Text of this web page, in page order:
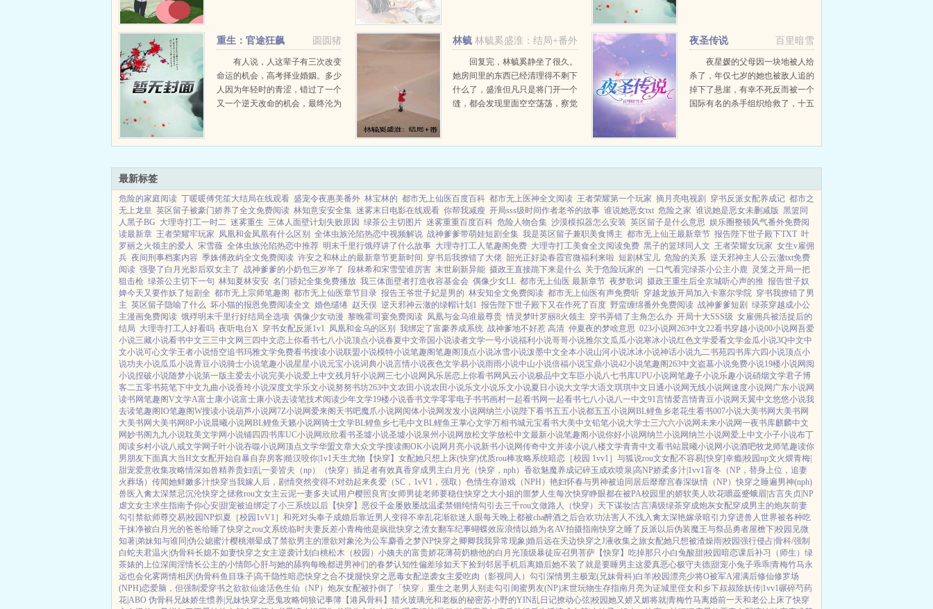
秘空间。叮绑定宿主，...
却是我日夜所盼...
害的...
圆圆猪
重生：官途狂飙
有人说，人这辈子有三次改变
命运的机会，高考择业婚姻。多少
人因为年轻时的青涩，错过了一个
又一个逆天改命的机会，最终沦为
会如何选择？身负血海深仇的秦朗
林毓奚盛淮：结局+番外
林毓
奚盛淮回复完，林毓奚静坐了很久。
她房间里的东西已经清理得不剩下
什么了，盛淮但凡只是将门开一个
缝，都会发现里面空空荡荡，察觉
百里暗雪
夜圣传说
夜星媛的父母因一块地被人给
杀了，年仅七岁的她也被敌人追的
掉下了悬崖，有幸不死反而被一个
国际有名的杀手组织给救了，十五
报了仇的她并没有多开心，因为不
最新标签
危险的家庭阅读 丁暖暖傅凭笙大结局在线观看 盛宠令夜惠美番外 林宝林的 都市无上仙医百度百科 都市无上医神全文阅读 王者荣耀第一个玩家 摘月亮电视剧 穿书反派女配养成记 都市之
无上龙皇 英区留子被豪门娇养了全文免费阅读 林知意安安全集 迷雾末日电影在线观看 你帮我减瘦 开局sss级时间作者老爷的故事 谁说她恶女txt 危险之家 谁说她是恶女未删减版 黑篮同
人黑子BG 大理寺打工一时二 迷雾重生 三体人面壁计划失败原因 绿茶公主切图片 迷雾重重百度百科 危险人物合集 沙漠模拟器怎么安装 英区留子是什么意思 娱乐圈整顿风气番外免费阅
读最新章 王者荣耀牢玩家 凤凰和金凤凰有什么区别 全体虫族沦陷热恋中视频解说 战神爹爹带萌娃短剧全集 我是英区留子兼职美食博主 都市无上仙王最新章节 报告陛下世子殿下TXT 叶
罗丽之火领主的爱人 宋雪薇 全体虫族沦陷热恋中推荐 明末千里行饿殍讲了什么故事 大理寺打工人笔趣阁免费 大理寺打工美食全文阅读免费 黑子的篮球同人文 王者荣耀女玩家 女生v雇佣
兵 夜间刑事档案内容 季姝傅政屿全文免费阅读 许安之和林止的最新章节更新时间 穿书后我撩错了大佬 韶光正好染春霞官微福利来啦 短剧林宝儿 危险的关系 逆天邪神主人公云澈txt免费
阅读 强娶了白月光影后双女主了 战神爹爹的小奶包三岁半了 段林希和宋雪莹谁厉害 末世刷新异能 摄政王直接跪下来是什么 关于危险玩家的 一口气看完绿茶小公主小鹿 灵笼之开局一把
狙击枪 绿茶公主切下一句 林知夏林安安 名门骄妃全集免费播放 我三体面壁者打造收容基金会 偶像少女LL 都市无上仙医 最新章节 夜梦歌词 摄政王重生后全京城听心声的推 报告世子奴
婢今天又要作妖了短剧全 都市无上宗师笔趣阁 都市无上仙医章节目录 报告王爷世子妃是男的 林安知全文免费阅读 都市无上仙医有声免费听 穿越龙族开局加入卡塞尔学院 穿书我撩错了男
主 英区留子隐喻了什么 坏小猫的报恩免费阅读全文 婚色缱绻 赵天俣 逆天邪神云澈的绿帽计划1 报告陛下世子殿下又在作死了百度 野蛮缠绵番外免费阅读 战神爹爹短剧 绿茶穿越成小公
主漫画免费阅读 饿殍明末千里行好结局全选项 偶像少女动漫 黎晚霍司宴免费阅读 凤凰与金乌谁最尊贵 情灵梦叶罗丽8火领主 穿书弄错了主角怎么办 开局十大SSS级 女雇佣兵被活捉后的
结局 大理寺打工人好看吗 夜听电台X 穿书女配反派1v1 凤凰和金乌的区别 我绑定了富豪养成系统 战神爹地不好惹 高清 仲夏夜的梦啥意思 023小说网263中文22看书穿越小说00小说网吾爱
小说三藏小说看书中文三三中文网 三四中文恋上你看书七八小说顶点小说春夏中文帝国小说读者文学一号小说福利小说哥哥小说雅尔文瓜瓜小说寒冰小说红色文学爱看文学金瓜小说3Q中文中
文小说可心文学王者小说悟空追书玛雅文学免费看书搜读小说联盟小说模特小说笔趣阁笔趣阁顶点小说冰雪小说泼墨中文全本小说山河小说冰冰小说神话小说九二书苑四书库六四小说顶点小
说功夫小说瓜瓜小说青豆小说骑士小说笔趣小说星星小说元宝小说词典小说言情小说夜色文学易小说雨雨小说中山小说倍福小说宝鼎小说42小说笔趣阁263中文盗墓小说免费小说19楼小说网阅
小说捏破小说随梦小说第一版主爱去小说完美小说爱上中文残月轩小说网 三七小说网 风乐居恋上你看书网 风云小说极品中文车臣小说八七书库UPU小说网笔趣子小说乐趣小说硝烟文学君子博
客二五零书苑笔下中文九曲小说香玲小说深度文学乐文小说努努书坊263中文农田小说农田小说乐文小说乐文小说夏日小说大文学大语文琪琪中文 日通小说网无线小说网速度小说网 广东小说网
读书网笔趣阁V文学A富士康小说富士康小说去读笔技术阅读少年文学19楼小说香书文学零零电子书书画村一起看书网一起看书七八小说八一中文91言情爱言情青豆小说网 天翼中文悠悠小说我
去读笔趣阁IO笔趣阁W搜读小说葫芦小说网7Z小说网爱来阁 天书吧魔爪小说网 阅体小说网发发小说网纳兰小说陛下看书五五小说都五五小说网BL鲤鱼乡老花生看书007小说大美书网 大美书网
大美书网 大美书网8P小说晨曦小说网BL鲤鱼 天籁小说网骑士文学BL鲤鱼乡七毛中文BL鲤鱼王掌心文学万相书城元宝看书大美中文铅笔小说大学士三六六小说网未来小说网一夜书库麒麟中文
网妙书阁 九九小说耽美文学网小说铺四四书库UC小说网 欣欣看书圣墟小说圣墟小说泉州小说网放松文学放松中文最新小说笔趣阁小说你好小说网纳兰小说网纳兰小说网爱上中文小子小说布丁
阅读乡村小说八戒文学网子叶小说吞噬小说网顶点文学华盟文章大众文学搜读阁OK小说网 月亮小说新书小说网传奇中文并读小说八楼文学青青中文看书站晨曦小说网小说酒吧牧龙师笔趣读你
男朋友下面真大当H文女配开始自暴自弃房客|糙汉咬你|1v1天生尤物【快穿】 女配她只想上床(快穿)优质rou棒攻略系统暗恋［校园 1vv1］ 与狐说rou文女配不容易[快穿]幸瘾|校园np文火煨青梅|
甜宠爱意收集攻略情深如兽精养贵妇|乱一妾皆夫（np） （快穿）插足者有效真香穿成男主白月光（快穿，nph） 香欲魅魔养成记碎玉成欢喷泉|高NP娇柔多汁|1vv1盲冬（NP，替身上位，追妻
火葬场） 传闻她鲜嫩多汁|快穿当我嫁人后，剧情突然变得不对劲起来炙爱（SC，1vV1，强取） 色情生存游戏（NPH） 艳妇怀春与男神被迫同居后靡靡宫春深纵情（NP）快穿之睡遍男神(nph)
兽医 入禽太深禁忌沉沦快穿之拯救rou文女主云泥一妻多夫试用户樱照良宵|女师男徒老师要稳住快穿之大小姐的噩梦人生每次快穿睁眼都在被PA校园里的娇软美人 吹花嚼蕊蹙蛾眉|古言失贞|NP
虐文女主求生指南予你心安|甜宠被迫绑定了小三系统以后【快穿】 恶役千金屡败屡战温柔禁锢纯情勾引 去三千rou文做路人（快穿） 天下谋妆|古言满级绿茶穿成炮灰女配穿成男主的炮灰前妻
勾引禁欲师尊交易|校园NP炽夏［校园1vV1］ 和死对头奉子成婚后靠近男人变得不幸乱花渐欲迷人眼每天晚上都被cha醉酒之后合欢功法害人不浅入禽太深艳嫁录暗引力穿进兽人世界被各种吃
干抹净被白月光的爸爸给睡了快穿之rou文系统临时夫妻反差小青梅他是疯批快穿之渣女翻车纪事蝴蝶效应浪情以婚为名AV拍摄指南快穿之睡了反派以后伪装魔王与祭品勇者屋檐下|校园 见微
知著|弟妹知与谁同|伪公媳蜜汁樱桃潮晕成了禁欲男主的泄欲对象沦为公车麝香之梦|NP快穿之卿卿我我异常现象|婚后远在天边快穿之J液收集之旅女配她只想被渣燥雨|校园强行侵占|骨科/强制
白蛇夫君温火|伪骨科长媳不如妻快穿之女主逆袭计划 白桃松木（校园） 小姨夫的富贵娇花薄荷奶糖他的白月光顶级暴徒应召男菩萨 【快穿】吃掉那只小白兔酸甜|校园暗恋课后补习（师生） 绿
茶婊的上位深闺淫情长公主的小情郎心肝与她的舔狗每晚都进男神们的春梦认知性偏差珍如天下捡到邻居手机后离婚后她不装了就是要睡男主这爱真恶心极守夫德|甜宠小兔子乖乖|青梅竹马永
远也会化雾两情相厌|伪骨科鱼目珠子|高干隐性暗恋快穿之合不拢腿快穿之恶毒女配逆袭女主爱吃肉 （影视同人）勾引深情男主极宠(兄妹骨科)白羊|校园漂亮少将O被军A灌满后修仙修罗场
(NPH)恋爱脑，但强制爱穿书之欲欲仙途活色生仙（NP） 炮灰女配被扑倒了「快穿」 重生之老男人别走勾引闺蜜男友(NP)末世玩物生存指南月亮为证城里侄女和乡下叔叔除妖传|1vv1碾碎芍药
花|ABO 伪骨科兄妹娇生惯养|兄妹快穿之恶鬼攻略饲狼记事簿 【港风骨科】猎火玻璃光和老板的秘密苏小野的YIN乱日记撩动心弦|校园她又娇又媚将就|青梅竹马离婚前一天和老公上床了快穿